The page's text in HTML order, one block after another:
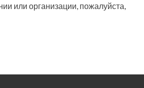
или организации, пожалуйста,